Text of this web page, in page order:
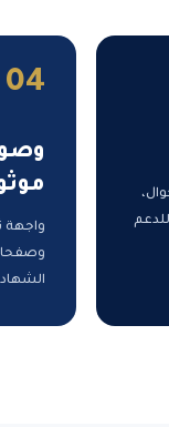
04
واجهة